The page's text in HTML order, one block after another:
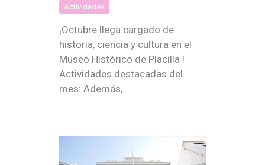
Actividades
¡Octubre llega cargado de
historia, ciencia y cultura en el
Museo Histórico de Placilla !
Actividades destacadas del
mes: Además,…